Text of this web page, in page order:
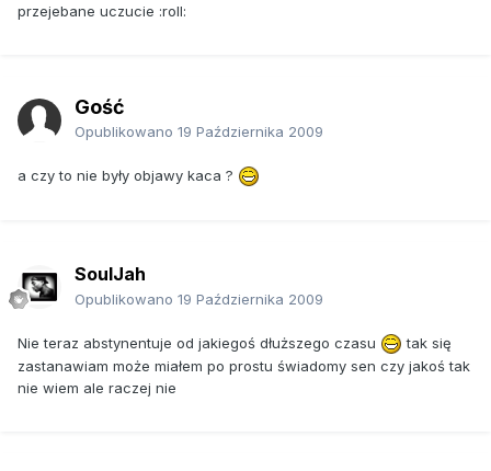
przejebane uczucie :roll:
Gość
Opublikowano 19 Października 2009
a czy to nie były objawy kaca ?
SoulJah
Opublikowano 19 Października 2009
Nie teraz abstynentuje od jakiegoś dłuższego czasu
tak się
zastanawiam może miałem po prostu świadomy sen czy jakoś tak
nie wiem ale raczej nie